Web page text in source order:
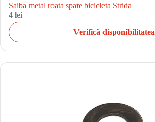
Saiba metal roata spate bicicleta Strida
4 lei
Verifică disponibilitatea